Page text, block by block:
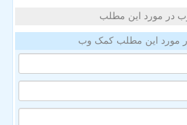
در مورد این مطلب
مورد این مطلب کمک وب